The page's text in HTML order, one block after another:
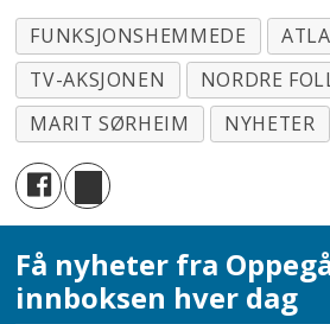
FUNKSJONSHEMMEDE
TV-AKSJONEN
NORDRE
MARIT SØRHEIM
NYHETER
Få nyheter fra
innboksen hver dag